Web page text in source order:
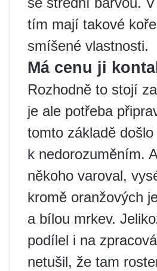
tím mají takové
smíšené vlastnosti.
Má cenu ji
Rozhodně to stojí
je ale potřeba
tomto základě
k nedorozuměním.
někoho varoval,
kromě oranžových
a bílou mrkev.
podílel i na
netušil, že tam